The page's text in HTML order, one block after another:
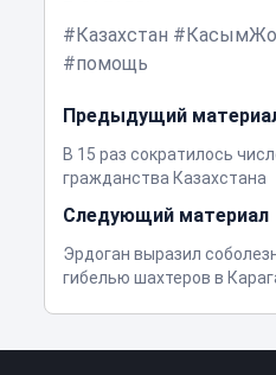
Казахстан
помощь
Предыдущий
В 15 раз сократилось
гражданства Казахстана
Следующий материал
Эрдоган выразил
гибелью шахтеров в